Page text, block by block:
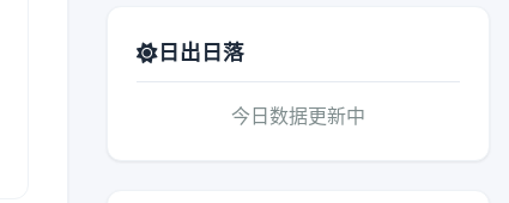
日出日落
今日数据更新中